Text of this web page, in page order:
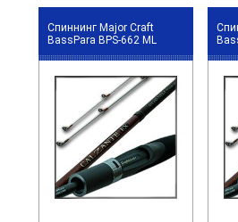
Спиннинг Major Craft
BassPara BPS-662 ML